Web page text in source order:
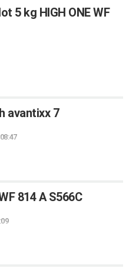
5 kg HIGH ONE WF
avantixx 7
814 A S566C